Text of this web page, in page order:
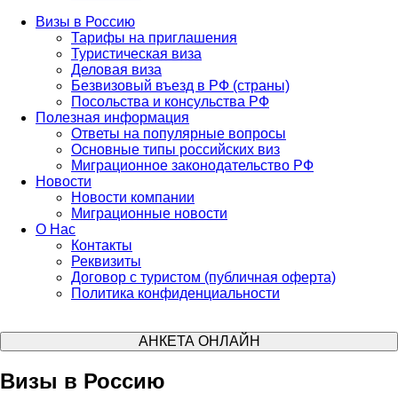
Визы в Россию
Тарифы на приглашения
Туристическая виза
Деловая виза
Безвизовый въезд в РФ (страны)
Посольства и консульства РФ
Полезная информация
Ответы на популярные вопросы
Основные типы российских виз
Миграционное законодательство РФ
Новости
Новости компании
Миграционные новости
О Нас
Контакты
Реквизиты
Договор с туристом (публичная оферта)
Политика конфиденциальности
АНКЕТА ОНЛАЙН
Визы в Россию